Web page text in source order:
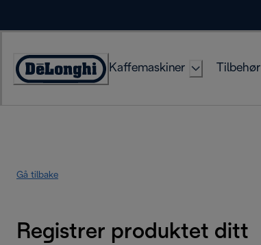
Accessibility
Kaffemaskiner Tilbehør
Gå tilbake
Registrer produktet ditt